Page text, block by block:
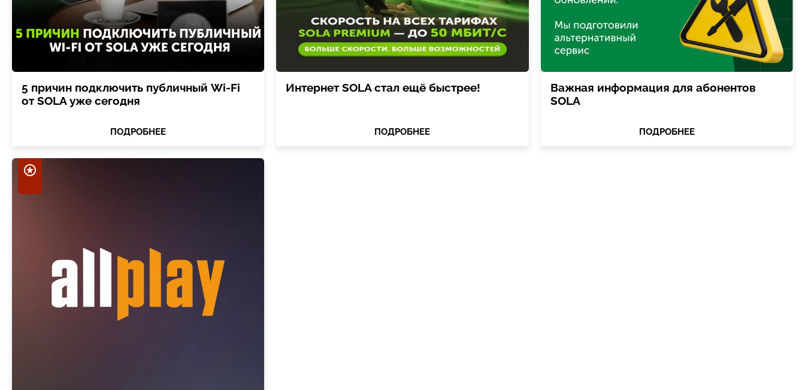
5 причин подключить публичный Wi-Fi
от SOLA уже сегодня
ПОДРОБНЕЕ
Интернет SOLA стал ещё быстрее!
ПОДРОБНЕЕ
Важная информация для абонентов
SOLA
ПОДРОБНЕЕ